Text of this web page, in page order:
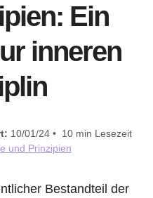
Ein
inneren
10/01/24 • 10 min Lesezeit
und Prinzipien
Bestandteil der